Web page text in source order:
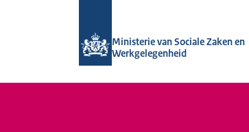
Ministerie van Sociale Zaken en
Werkgelegenheid